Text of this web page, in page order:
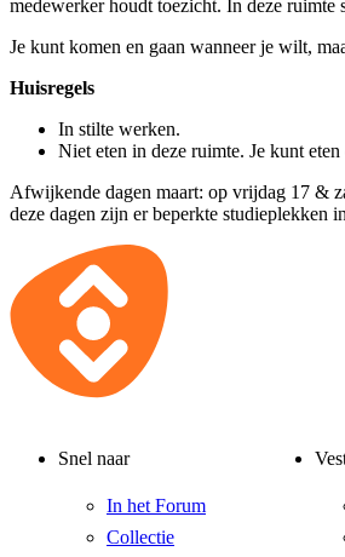
medewerker houdt toezicht. In deze ruimte
Je kunt komen en gaan wanneer je wilt,
Huisregels
In stilte werken.
Niet eten in deze ruimte. Je kunt
Afwijkende dagen maart: op vrijdag 17 &
deze dagen zijn er beperkte studieplekken
Snel naar
In het Forum
Collectie